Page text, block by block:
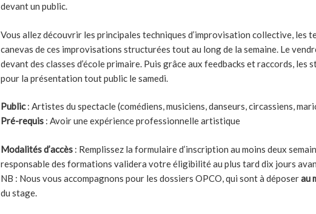
devant un public.
Vous allez découvrir les principales techniques d’improvisation collective, les
canevas de ces improvisations structurées tout au long de la semaine. Le
devant des classes d’école primaire. Puis grâce aux feedbacks et raccords,
pour la présentation tout public le samedi.
Public: Artistes du spectacle (comédiens, musiciens, danseurs, circassiens,
Pré-requis : Avoir une expérience professionnelle artistique
Modalités d’accès : Remplissez la formulaire d’inscription au moins deux
responsable des formations validera votre éligibilité au plus tard dix jours
NB : Nous vous accompagnons pour les dossiers OPCO, qui sont à déposerau
du stage.